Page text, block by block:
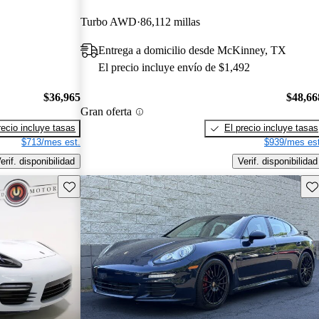
$36,965
incluye tasas
$713/mes est.
disponibilidad
Turbo AWD 86,112 millas
Entrega a domicilio desde McKinney, TX
El precio incluye envío de $1,492
Gran oferta
El precio incluye tasas
$939/mes
Verif. disponibilidad
Guarda este Aviso